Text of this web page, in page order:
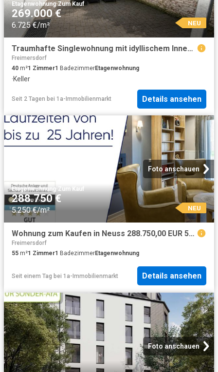
Etagenwohnung·Zum Kauf
269.000 €
6.725 €/m² NEU
Traumhafte Singlewohnung mit idyllischem Innenhof im Zentrum
Freimersdorf
40 m²1 Zimmer1 BadezimmerEtagenwohnung
·Keller
Seit 2 Tagen bei 1a-Immobilienmarkt Details ansehen
Foto anschauen
Etagenwohnung·Zum Kauf
288.750 €
5.250 €/m² NEU
Wohnung zum Kaufen in Neuss 288.750,00 EUR 55 m²
Freimersdorf
55 m²1 Zimmer1 BadezimmerEtagenwohnung
Seit einem Tag bei 1a-Immobilienmarkt Details ansehen
Foto anschauen